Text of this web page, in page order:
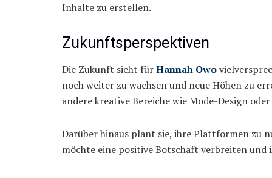
Inhalte zu erstellen.
Zukunftsperspektiven
Die Zukunft sieht fürHannah Owo
noch weiter zu wachsen und neue Höhen zu
andere kreative Bereiche wie Mode-Design
Darüber hinaus plant sie, ihre Plattformen zu
möchte eine positive Botschaft verbreiten und